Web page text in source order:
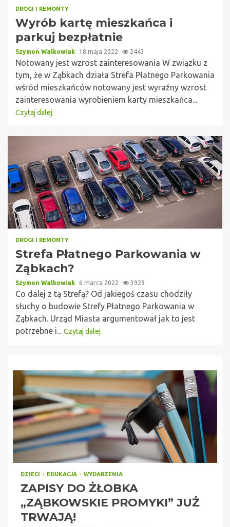
DROGI I REMONTY
Wyrób kartę mieszkańca i
parkuj bezpłatnie
Szymon Walkowiak 18 maja 2022 2443
Notowany jest wzrost zainteresowania W związku z
tym, że w Ząbkach działa Strefa Płatnego Parkowania
wśród mieszkańców notowany jest wyraźny wzrost
zainteresowania wyrobieniem karty mieszkańca...
Czytaj dalej
DROGI I REMONTY
Strefa Płatnego Parkowania w
Ząbkach?
Szymon Walkowiak 6 marca 2022 3929
Co dalej z tą Strefą? Od jakiegoś czasu chodziły
słuchy o budowie Strefy Płatnego Parkowania w
Ząbkach. Urząd Miasta argumentował jak to jest
potrzebne i... Czytaj dalej
DZIECI EDUKACJA WYDARZENIA
ZAPISY DO ŻŁOBKA
„ZĄBKOWSKIE PROMYKI” JUŻ
TRWAJĄ!